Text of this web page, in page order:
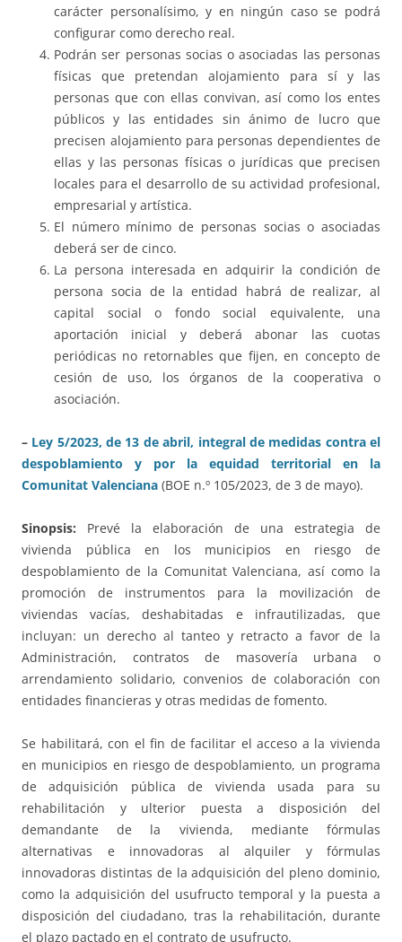
carácter personalísimo, y en ningún caso se podrá
configurar como derecho real.
Podrán ser personas socias o asociadas las personas
físicas que pretendan alojamiento para sí y las
personas que con ellas convivan, así como los entes
públicos y las entidades sin ánimo de lucro que
precisen alojamiento para personas dependientes de
ellas y las personas físicas o jurídicas que precisen
locales para el desarrollo de su actividad profesional,
empresarial y artística.
El número mínimo de personas socias o asociadas
deberá ser de cinco.
La persona interesada en adquirir la condición de
persona socia de la entidad habrá de realizar, al
capital social o fondo social equivalente, una
aportación inicial y deberá abonar las cuotas
periódicas no retornables que fijen, en concepto de
cesión de uso, los órganos de la cooperativa o
asociación.
– Ley 5/2023, de 13 de abril, integral de medidas contra el
despoblamiento y por la equidad territorial en la
Comunitat Valenciana (BOE n.º 105/2023, de 3 de mayo).
Sinopsis: Prevé la elaboración de una estrategia de
vivienda pública en los municipios en riesgo de
despoblamiento de la Comunitat Valenciana, así como la
promoción de instrumentos para la movilización de
viviendas vacías, deshabitadas e infrautilizadas, que
incluyan: un derecho al tanteo y retracto a favor de la
Administración, contratos de masovería urbana o
arrendamiento solidario, convenios de colaboración con
entidades financieras y otras medidas de fomento.
Se habilitará, con el fin de facilitar el acceso a la vivienda
en municipios en riesgo de despoblamiento, un programa
de adquisición pública de vivienda usada para su
rehabilitación y ulterior puesta a disposición del
demandante de la vivienda, mediante fórmulas
alternativas e innovadoras al alquiler y fórmulas
innovadoras distintas de la adquisición del pleno dominio,
como la adquisición del usufructo temporal y la puesta a
disposición del ciudadano, tras la rehabilitación, durante
el plazo pactado en el contrato de usufructo.